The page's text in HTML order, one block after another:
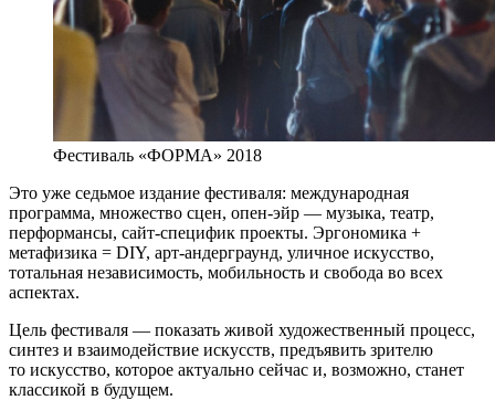
Фестиваль «ФОРМА» 2018
Это уже седьмое издание фестиваля: международная
программа, множество сцен, опен-эйр — музыка, театр,
перформансы, сайт-специфик проекты. Эргономика +
метафизика = DIY, арт-андерграунд, уличное искусство,
тотальная независимость, мобильность и свобода во всех
аспектах.
Цель фестиваля — показать живой художественный процесс,
синтез и взаимодействие искусств, предъявить зрителю
то искусство, которое актуально сейчас и, возможно, станет
классикой в будущем.